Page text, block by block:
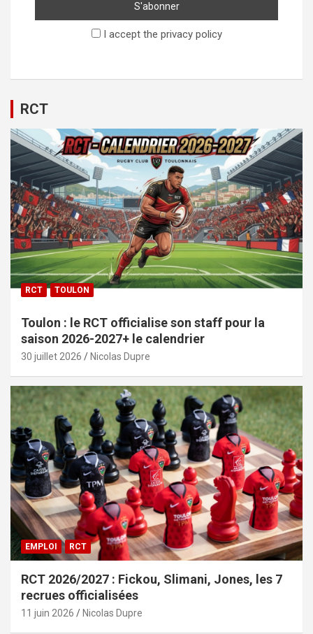
I accept the privacy policy
RCT
RCT TOULON
Toulon : le RCT officialise son staff pour la
saison 2026-2027+ le calendrier
30 juillet 2026 Nicolas Dupre
EMPLOI RCT
RCT 2026/2027 : Fickou, Slimani, Jones, les 7
recrues officialisées
11 juin 2026 Nicolas Dupre